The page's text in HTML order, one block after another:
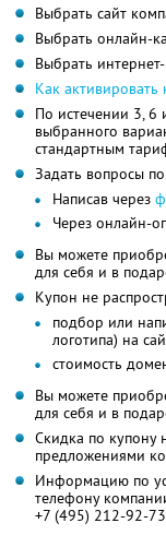
Выбрать сайт
Выбрать онлайн-
Выбрать
Как активировать
По истечении 3, 6
выбранного
стандартным
Задать вопросы
Написав через
Через онлайн-
Вы можете
для себя и в
Купон не
подбор или
логотипа) на
стоимость
Вы можете
для себя и в
Скидка по купону
предложениями
Информацию по
телефону
+7 (495) 212-92-73